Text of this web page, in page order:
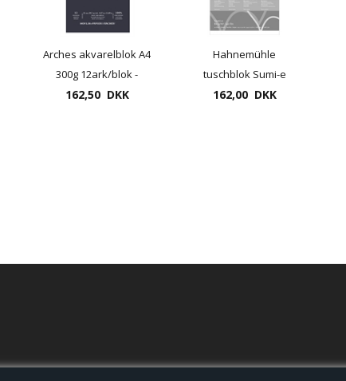
Arches akvarelblok A4
300g 12ark/blok -
100% bomuld
162,50 DKK
Hahnemühle
tuschblok Sumi-e
80gram 24x32cm
162,00 DKK